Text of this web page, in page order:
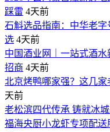
踩雷 4天前
石斛选品指南：中华老
选 4天前
中国酒业网｜一站式酒
招商 4天前
北京烤鸭哪家强？这几
天前
老松滨四代传承 铸就冰
福海央厨小龙虾专项配